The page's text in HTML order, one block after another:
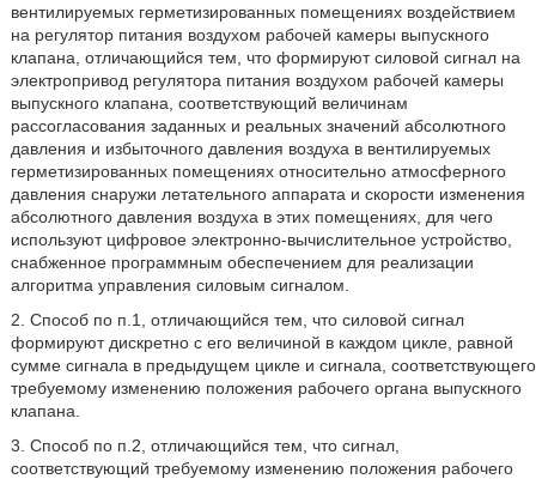
вентилируемых герметизированных помещениях воздействием
на регулятор питания воздухом рабочей камеры выпускного
клапана, отличающийся тем, что формируют силовой сигнал на
электропривод регулятора питания воздухом рабочей камеры
выпускного клапана, соответствующий величинам
рассогласования заданных и реальных значений абсолютного
давления и избыточного давления воздуха в вентилируемых
герметизированных помещениях относительно атмосферного
давления снаружи летательного аппарата и скорости изменения
абсолютного давления воздуха в этих помещениях, для чего
используют цифровое электронно-вычислительное устройство,
снабженное программным обеспечением для реализации
алгоритма управления силовым сигналом.
2. Способ по п.1, отличающийся тем, что силовой сигнал
формируют дискретно с его величиной в каждом цикле, равной
сумме сигнала в предыдущем цикле и сигнала, соответствующего
требуемому изменению положения рабочего органа выпускного
клапана.
3. Способ по п.2, отличающийся тем, что сигнал,
соответствующий требуемому изменению положения рабочего